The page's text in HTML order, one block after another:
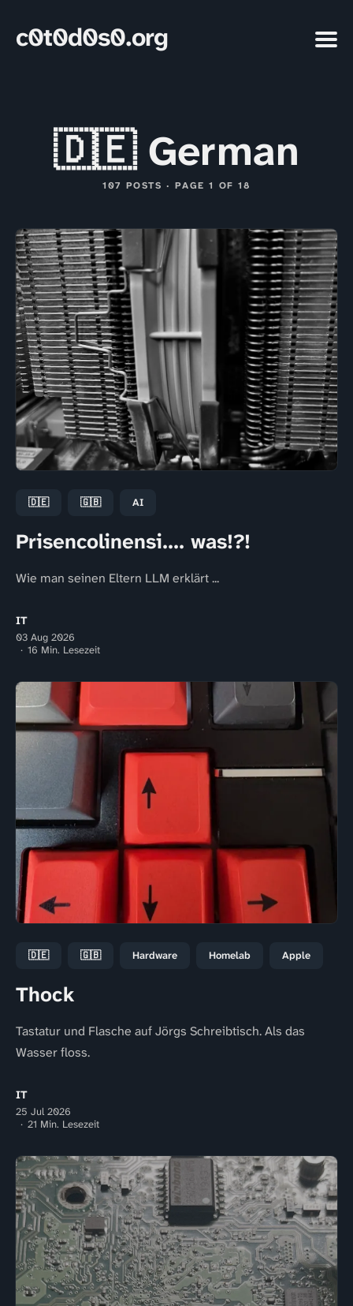
c0t0d0s0.org
🇩🇪 German
107 POSTS · PAGE 1 OF 18
🇩🇪 🇬🇧 AI
Prisencolinensi.... was!?!
Wie man seinen Eltern LLM erklärt ...
IT
03 Aug 2026
16 Min. Lesezeit
🇩🇪 🇬🇧 Hardware Homelab Apple
Thock
Tastatur und Flasche auf Jörgs Schreibtisch. Als das
Wasser floss.
IT
25 Jul 2026
21 Min. Lesezeit